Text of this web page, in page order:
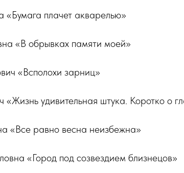
плачет акварелью»
«В обрывках памяти моей»
«Всполохи зарниц»
удивительная штука. Коротко о
«Все равно весна неизбежна»
«Город под созвездием близнецов»